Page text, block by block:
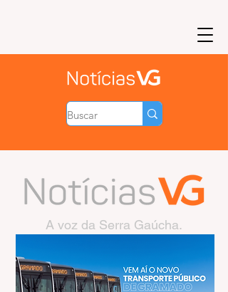
A voz da Serra Gaúcha.